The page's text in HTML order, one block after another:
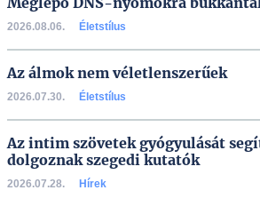
2026.08.06. Életstílus
Az álmok nem véletlenszerűek
2026.07.30. Életstílus
Az intim szövetek gyógyulását
dolgoznak szegedi kutatók
2026.07.28. Hírek